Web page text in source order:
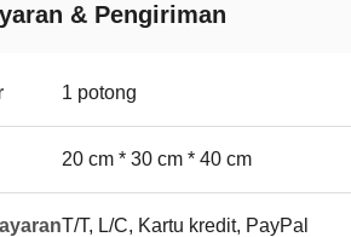
& Pengiriman
1 potong
20 cm * 30 cm * 40 cm
T/T, L/C, Kartu kredit, PayPal